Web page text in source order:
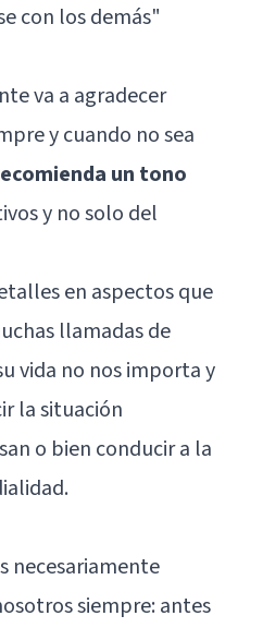
con los demás"
va a agradecer
y cuando no sea
un tono
y no solo del
en aspectos que
llamadas de
vida no nos importa y
la situación
o bien conducir a la
necesariamente
siempre: antes